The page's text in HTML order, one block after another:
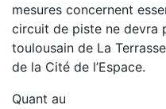
mesures concernent
circuit de piste ne devra
toulousain de La
de la Cité de l’Espace.
Quant au